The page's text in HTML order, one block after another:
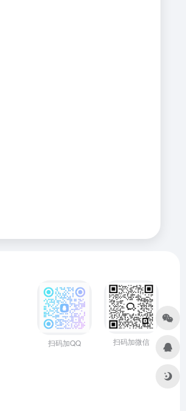
扫码加QQ 扫码加微信